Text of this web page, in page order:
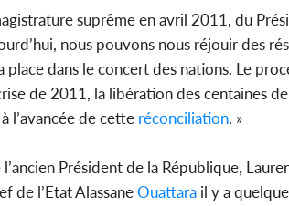
suprême en avril 2011, du
nous pouvons nous réjouir des
dans le concert des nations. Le
de 2011, la libération des centaines
l’avancée de cette réconciliation. »
Président de la République,
de l’Etat AlassaneOuattara il y a